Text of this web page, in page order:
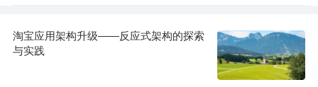
淘宝应用架构升级——反应式架构的探索
与实践